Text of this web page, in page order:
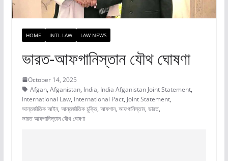
HOME INTL LAW LAW NEWS
ভারত-আফগানিস্তান যৌথ ঘোষণা
October 14, 2025
Afgan, Afganistan, India, India Afganistan Joint Statement,
International Law, International Pact, Joint Statement,
আন্তর্জাতিক আইন, আন্তর্জাতিক চুক্তি, আফগান, আফগানিস্তান, ভারত,
ভারত আফগানিস্তান যৌথ ঘোষণা